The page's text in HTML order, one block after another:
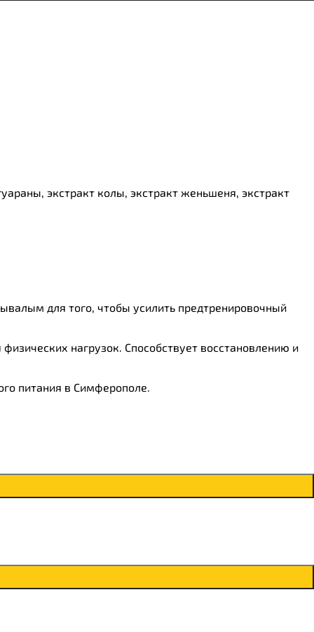
экстракт колы, экстракт женьшеня, экстракт
для того, чтобы усилить предтренировочный
нагрузок. Способствует восстановлению и
питания в Симферополе.